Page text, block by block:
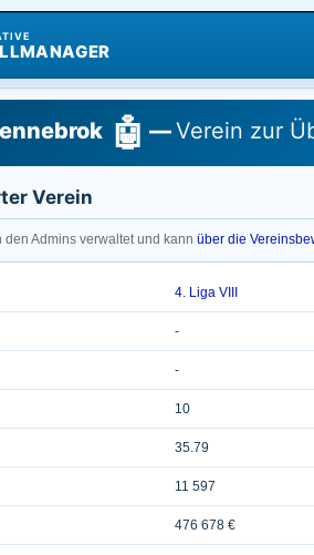
🤖 —Verein zur
Verein
den Admins verwaltet und kann über die
4. Liga VIII
-
-
10
35.79
11 597
476 678 €